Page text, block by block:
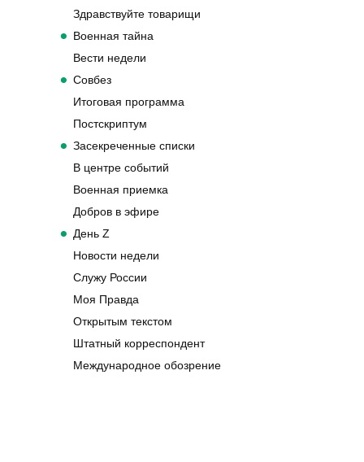
Здравствуйте товарищи
Военная тайна
Вести недели
Совбез
Итоговая программа
Постскриптум
Засекреченные списки
В центре событий
Военная приемка
Добров в эфире
День Z
Новости недели
Служу России
Моя Правда
Открытым текстом
Штатный корреспондент
Международное обозрение